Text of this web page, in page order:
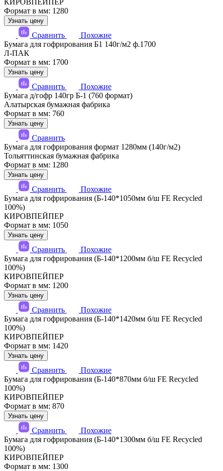
КИРОВПЕЙПЕР
Формат в мм: 1280
Узнать цену
Сравнить
Похожие
Бумага для гофрирования Б1 140г/м2 ф.1700
Л-ПАК
Формат в мм: 1700
Узнать цену
Сравнить
Похожие
Бумага д/гофр 140гр Б-1 (760 формат)
Алатырская бумажная фабрика
Формат в мм: 760
Узнать цену
Сравнить
Бумага для гофрирования формат 1280мм (140г/м2)
Тольяттинская бумажная фабрика
Формат в мм: 1280
Узнать цену
Сравнить
Похожие
Бумага для гофрирования (Б-140*1050мм б/ш FE Recycled
100%)
КИРОВПЕЙПЕР
Формат в мм: 1050
Узнать цену
Сравнить
Похожие
Бумага для гофрирования (Б-140*1200мм б/ш FE Recycled
100%)
КИРОВПЕЙПЕР
Формат в мм: 1200
Узнать цену
Сравнить
Похожие
Бумага для гофрирования (Б-140*1420мм б/ш FE Recycled
100%)
КИРОВПЕЙПЕР
Формат в мм: 1420
Узнать цену
Сравнить
Похожие
Бумага для гофрирования (Б-140*870мм б/ш FE Recycled
100%)
КИРОВПЕЙПЕР
Формат в мм: 870
Узнать цену
Сравнить
Похожие
Бумага для гофрирования (Б-140*1300мм б/ш FE Recycled
100%)
КИРОВПЕЙПЕР
Формат в мм: 1300